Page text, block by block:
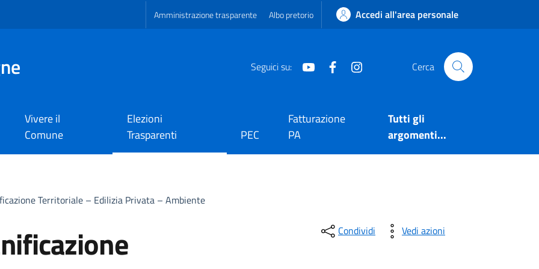
Amministrazione trasparente Albo pretorio Accedi all'area personale
Seguici su: Youtube Facebook Cerca
Vivere il
Comune
Elezioni
Trasparenti
PEC
Fatturazione
PA
Tutti gli
argomenti...
Territoriale – Edilizia Privata – Ambiente
Condividi Vedi azioni